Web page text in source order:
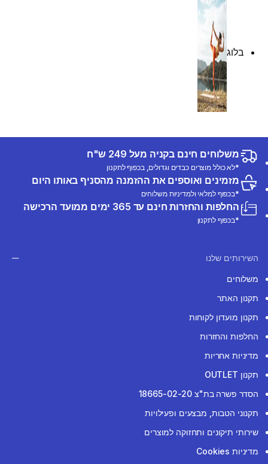
בלוג
משלוחים חינם בקניה מעל 249 ש"ח
*לא כולל מוצרים כבדים וגדולים, בכפוף לתקנון
מזמינים ואוספים את ההזמנה מהסניף באותו היום
*בכפוף למלאי ולמדיניות משלוחים
החלפות והחזרות חינם עד 365 ימים ממועד הרכישה
*בכפוף לתקנון
השירותים שלנו
משלוחים
תקנון האתר
תקנון מועדון לקוחות
החלפות והחזרות
מדיניות אחריות
תקנון OUTLET
הסדר פשרה בת"צ 18665-02-20
תקנוני הטבות, מבצעים ופעילויות
שירותי תיקונים ותחזוקה למוצרים
מדיניות Cookies